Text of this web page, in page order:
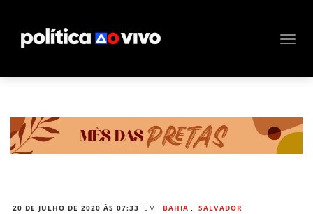
20 DE JULHO DE 2020 ÀS 07:33 EM BAHIA , SALVADOR